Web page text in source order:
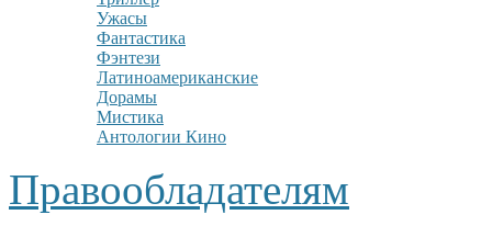
Ужасы
Фантастика
Фэнтези
Латиноамериканские
Дорамы
Мистика
Антологии Кино
Правообладателям